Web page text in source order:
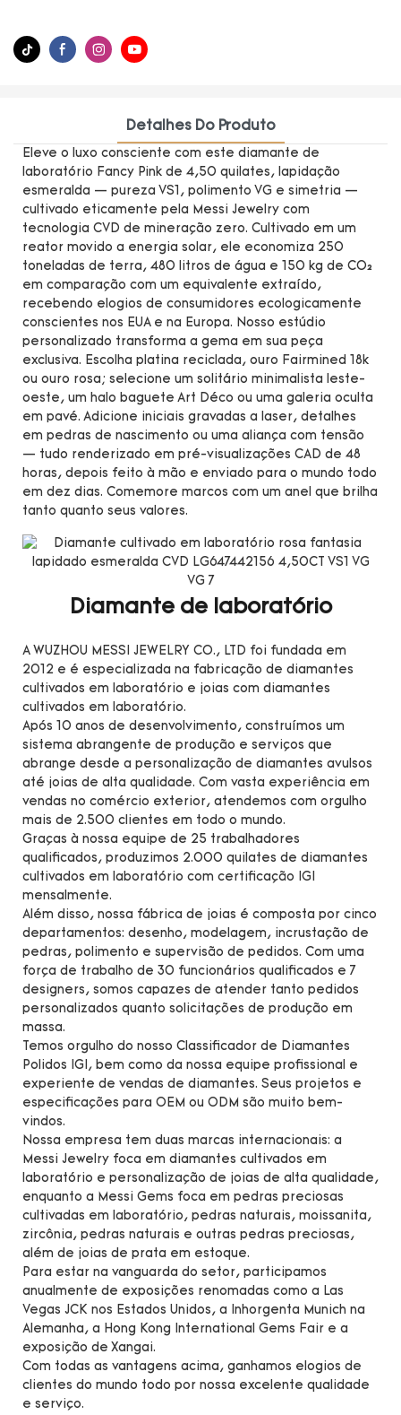
Detalhes Do Produto
Eleve o luxo consciente com este diamante de
laboratório Fancy Pink de 4,50 quilates, lapidação
esmeralda — pureza VS1, polimento VG e simetria —
cultivado eticamente pela Messi Jewelry com
tecnologia CVD de mineração zero. Cultivado em um
reator movido a energia solar, ele economiza 250
toneladas de terra, 480 litros de água e 150 kg de CO₂
em comparação com um equivalente extraído,
recebendo elogios de consumidores ecologicamente
conscientes nos EUA e na Europa. Nosso estúdio
personalizado transforma a gema em sua peça
exclusiva. Escolha platina reciclada, ouro Fairmined 18k
ou ouro rosa; selecione um solitário minimalista leste-
oeste, um halo baguete Art Déco ou uma galeria oculta
em pavé. Adicione iniciais gravadas a laser, detalhes
em pedras de nascimento ou uma aliança com tensão
— tudo renderizado em pré-visualizações CAD de 48
horas, depois feito à mão e enviado para o mundo todo
em dez dias. Comemore marcos com um anel que brilha
tanto quanto seus valores.
Diamante de laboratório
A WUZHOU MESSI JEWELRY CO., LTD foi fundada em
2012 e é especializada na fabricação de diamantes
cultivados em laboratório e joias com diamantes
cultivados em laboratório.
Após 10 anos de desenvolvimento, construímos um
sistema abrangente de produção e serviços que
abrange desde a personalização de diamantes avulsos
até joias de alta qualidade. Com vasta experiência em
vendas no comércio exterior, atendemos com orgulho
mais de 2.500 clientes em todo o mundo.
Graças à nossa equipe de 25 trabalhadores
qualificados, produzimos 2.000 quilates de diamantes
cultivados em laboratório com certificação IGI
mensalmente.
Além disso, nossa fábrica de joias é composta por cinco
departamentos: desenho, modelagem, incrustação de
pedras, polimento e supervisão de pedidos. Com uma
força de trabalho de 30 funcionários qualificados e 7
designers, somos capazes de atender tanto pedidos
personalizados quanto solicitações de produção em
massa.
Temos orgulho do nosso Classificador de Diamantes
Polidos IGI, bem como da nossa equipe profissional e
experiente de vendas de diamantes. Seus projetos e
especificações para OEM ou ODM são muito bem-
vindos.
Nossa empresa tem duas marcas internacionais: a
Messi Jewelry foca em diamantes cultivados em
laboratório e personalização de joias de alta qualidade,
enquanto a Messi Gems foca em pedras preciosas
cultivadas em laboratório, pedras naturais, moissanita,
zircônia, pedras naturais e outras pedras preciosas,
além de joias de prata em estoque.
Para estar na vanguarda do setor, participamos
anualmente de exposições renomadas como a Las
Vegas JCK nos Estados Unidos, a Inhorgenta Munich na
Alemanha, a Hong Kong International Gems Fair e a
exposição de Xangai.
Com todas as vantagens acima, ganhamos elogios de
clientes do mundo todo por nossa excelente qualidade
e serviço.